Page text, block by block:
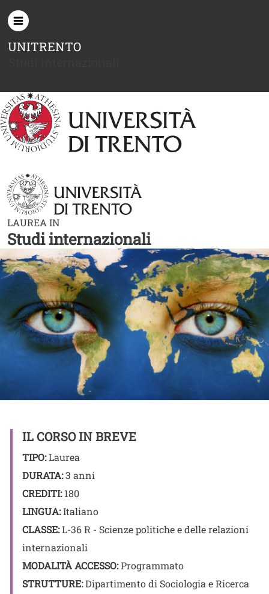
UNITRENTO
LAUREA IN
Studi internazionali
Image
IL CORSO IN BREVE
TIPO:Laurea
DURATA:3 anni
CREDITI:180
LINGUA:Italiano
CLASSE:L-36 R - Scienze politiche e delle relazioni
internazionali
MODALITÀ ACCESSO:Programmato
STRUTTURE:Dipartimento di Sociologia e Ricerca